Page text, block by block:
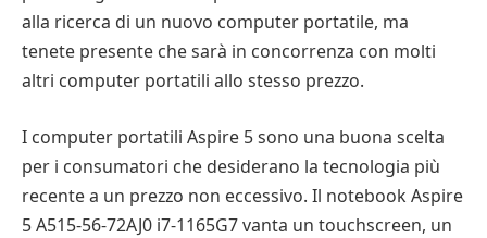
alla ricerca di un nuovo computer portatile, ma
tenete presente che sarà in concorrenza con molti
altri computer portatili allo stesso prezzo.
I computer portatili Aspire 5 sono una buona scelta
per i consumatori che desiderano la tecnologia più
recente a un prezzo non eccessivo. Il notebook Aspire
5 A515-56-72AJ0 i7-1165G7 vanta un touchscreen, un